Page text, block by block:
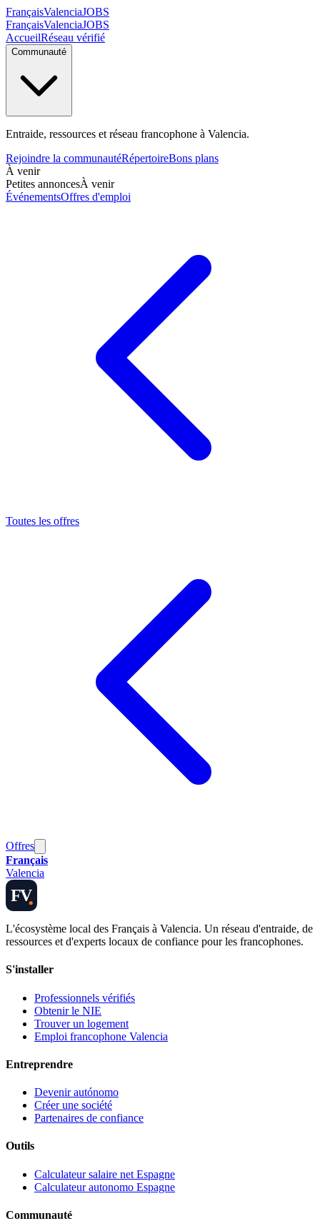
FrançaisValenciaJOBS
FrançaisValenciaJOBS
AccueilRéseau vérifié
Communauté
Entraide, ressources et réseau francophone à Valencia.
Rejoindre la communautéRépertoireBons plans
À venir
Petites annoncesÀ venir
ÉvénementsOffres d'emploi
Toutes les offres
Offres
Français
Valencia
FV
L'écosystème local des Français à Valencia. Un réseau d'entraide, de
ressources et d'experts locaux de confiance pour les francophones.
S'installer
Professionnels vérifiés
Obtenir le NIE
Trouver un logement
Emploi francophone Valencia
Entreprendre
Devenir autónomo
Créer une société
Partenaires de confiance
Outils
Calculateur salaire net Espagne
Calculateur autonomo Espagne
Communauté